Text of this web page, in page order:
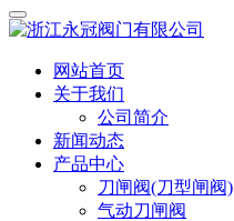
网站首页
关于我们
公司简介
新闻动态
产品中心
刀闸阀(刀型闸阀)
气动刀闸阀